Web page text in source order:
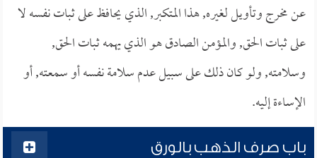
عن مخرج وتأويل لغيره, هذا المتكبر, الذي يحافظ على ثبات نفسه لا
على ثبات الحق, والمؤمن الصادق هو الذي يهمه ثبات الحق,
وسلامته, ولو كان ذلك على سبيل عدم سلامة نفسه أو سمعته, أو
الإساءة إليه.
باب صرف الذهب بالورق